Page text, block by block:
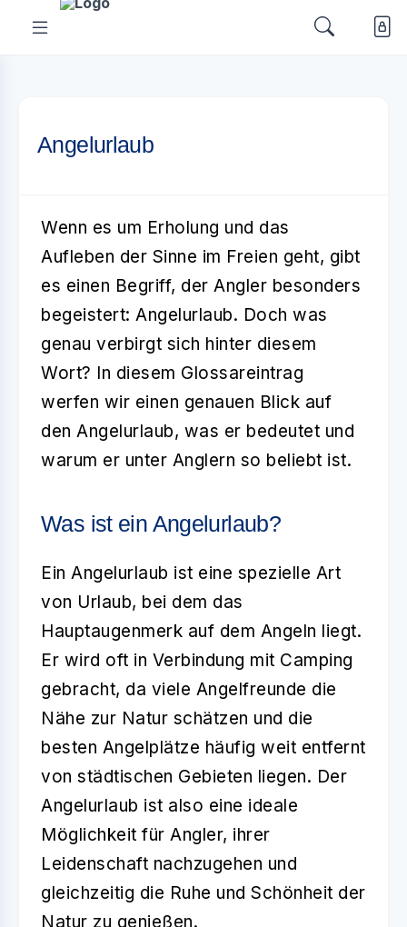
Angelurlaub
Wenn es um Erholung und das
Aufleben der Sinne im Freien geht, gibt
es einen Begriff, der Angler besonders
begeistert: Angelurlaub. Doch was
genau verbirgt sich hinter diesem
Wort? In diesem Glossareintrag
werfen wir einen genauen Blick auf
den Angelurlaub, was er bedeutet und
warum er unter Anglern so beliebt ist.
Was ist ein Angelurlaub?
Ein Angelurlaub ist eine spezielle Art
von Urlaub, bei dem das
Hauptaugenmerk auf dem Angeln liegt.
Er wird oft in Verbindung mit Camping
gebracht, da viele Angelfreunde die
Nähe zur Natur schätzen und die
besten Angelplätze häufig weit entfernt
von städtischen Gebieten liegen. Der
Angelurlaub ist also eine ideale
Möglichkeit für Angler, ihrer
Leidenschaft nachzugehen und
gleichzeitig die Ruhe und Schönheit der
Natur zu genießen.